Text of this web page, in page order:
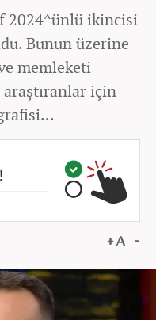
2024^ünlü ikincisi
Bunun üzerine
memleketi
için